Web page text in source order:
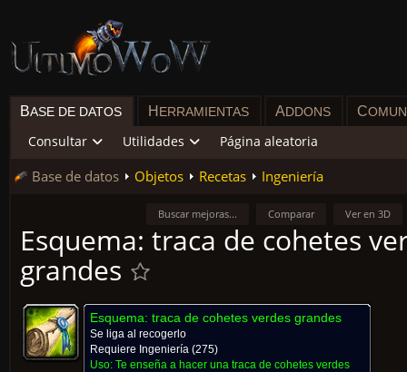
BASE DE DATOS H ERRAMIENTAS ADDONS C
Consultar Utilidades Página aleatoria
Base de datos Objetos Recetas Ingeniería
Ver en 3D
Comparar
Buscar mejoras...
Esquema: traca de cohetes
grandes
Esquema: traca de cohetes verdes grandes
Se liga al recogerlo
Requiere Ingeniería (275)
Uso: Te enseña a hacer una traca de cohetes verdes